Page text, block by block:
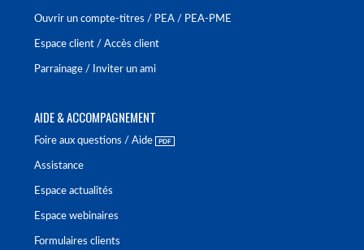
Ouvrir un compte-titres / PEA / PEA-PME
Espace client / Accès client
Parrainage / Inviter un ami
AIDE & ACCOMPAGNEMENT
Foire aux questions / Aide
Assistance
Espace actualités
Espace webinaires
Formulaires clients